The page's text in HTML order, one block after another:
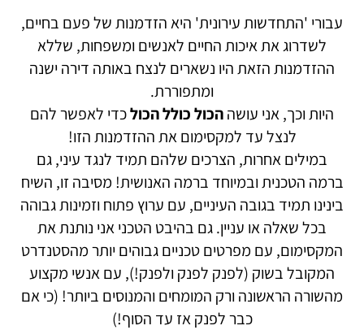
עבורי 'התחדשות עירונית' היא הזדמנות של פעם בחיים,
לשדרוג את איכות החיים לאנשים ומשפחות, שללא
ההזדמנות הזאת היו נשארים לנצח באותה דירה ישנה
ומתפוררת.
היות וכך, אני עושההכול כולל הכולכדי לאפשר להם
לנצל עד למקסימום את ההזדמנות הזו!
במילים אחרות, הצרכים שלהם תמיד לנגד עיני, גם
ברמה הטכנית ובמיוחד ברמה האנושית! מסיבה זו, השיח
בינינו תמיד בגובה העיניים, עם ערוץ פתוח וזמינות גבוהה
בכל שאלה או עניין. גם בהיבט הטכני אני נותנת את
המקסימום, עם מפרטים טכניים גבוהים יותר מהסטנדרט
המקובל בשוק (לפנק לפנק ולפנק!), עם אנשי מקצוע
מהשורה הראשונה ורק המומחים והמנוסים ביותר! (כי אם
כבר לפנק אז עד הסוף!)